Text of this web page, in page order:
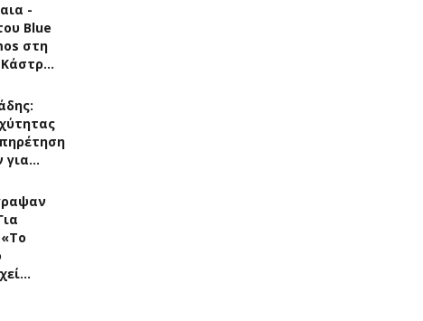
-
Blue
στη
Κάστρ…
για…